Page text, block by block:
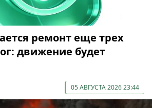
ремонт еще трех
движение будет
05 АВГУСТА 2026 23:44